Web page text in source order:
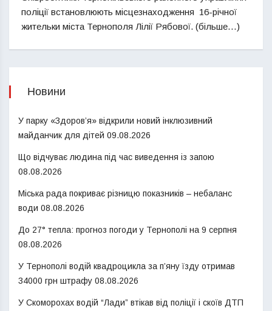
поліції встановлюють місцезнаходження 16-річної
жительки міста Тернополя Лілії Рябової. (більше…)
Новини
У парку «Здоров’я» відкрили новий інклюзивний
майданчик для дітей 09.08.2026
Що відчуває людина під час виведення із запою
08.08.2026
Міська рада покриває різницю показників – небаланс
води 08.08.2026
До 27° тепла: прогноз погоди у Тернополі на 9 серпня
08.08.2026
У Тернополі водій квадроцикла за п’яну їзду отримав
34000 грн штрафу 08.08.2026
У Скоморохах водій “Лади” втікав від поліції і скоїв ДТП